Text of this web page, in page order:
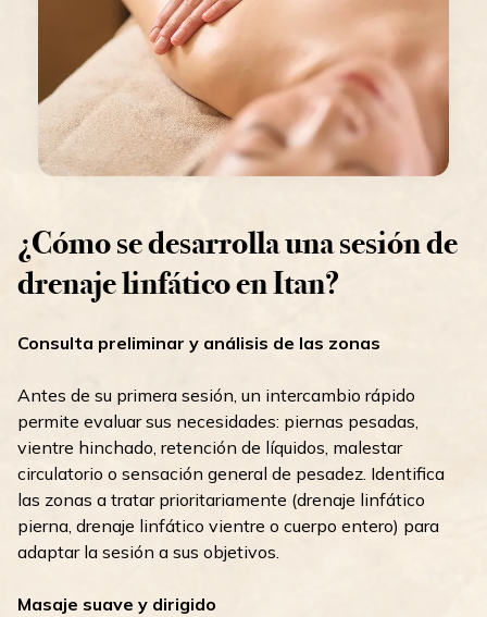
¿Cómo se desarrolla una sesión de
drenaje linfático en Itan?
Consulta preliminar y análisis de las zonas
Antes de su primera sesión, un intercambio rápido
permite evaluar sus necesidades: piernas pesadas,
vientre hinchado, retención de líquidos, malestar
circulatorio o sensación general de pesadez. Identifica
las zonas a tratar prioritariamente (drenaje linfático
pierna, drenaje linfático vientre o cuerpo entero) para
adaptar la sesión a sus objetivos.
Masaje suave y dirigido